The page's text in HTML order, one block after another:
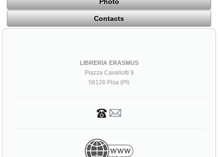
Photo
Contacts
LIBRERIA ERASMUS
Piazza Cavallotti 9
56126 Pisa (PI)